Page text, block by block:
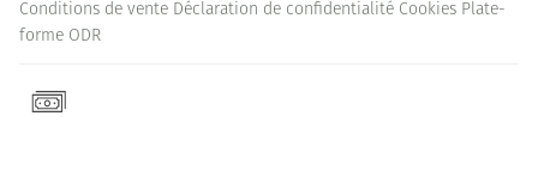
Conditions de vente Déclaration de confidentialité Cookies Plate-
forme ODR